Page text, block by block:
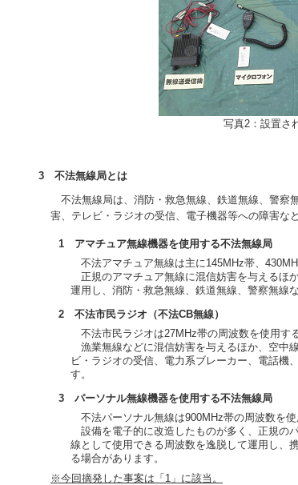
写真2：設置さ
3 不法無線局とは
不法無線局は、消防・救急無線、鉄道無線、警察
害、テレビ・ラジオの受信、電子機器等への障害な
1 アマチュア無線機器を使用する不法無線局
不法アマチュア無線は主に145MHz帯、
正規のアマチュア無線に混信妨害を与えるほ
運用し、消防・救急無線、鉄道無線、警察無線
2 不法市民ラジオ（不法CB無線）
不法市民ラジオは27MHz帯の周波数を使用す
漁業無線などに混信妨害を与えるほか、空中
ビ・ラジオの受信、電力系ブレーカー、電話機
す。
3 パーソナル無線機器を使用する不法無線局
不法パーソナル無線は900MHz帯の周波数を使
設備を電子的に改造したものが多く、正規の
線として使用できる周波数を逸脱して運用し、
る場合があります。
※今回摘発した事案は「1」に該当。